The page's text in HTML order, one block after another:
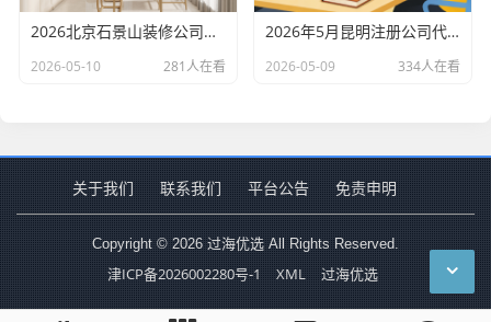
2026北京石景山装修公司口碑排行：老房改造二手房翻新优选评测
2026-05-10 281人在看
2026年5月昆明注册公司代办机构口碑排行，十大财税代理记账机构优选指南
2026-05-09 334人在看
关于我们 联系我们 平台公告 免责申明
Copyright © 2026 过海优选 All Rights Reserved.
津ICP备2026002280号-1 XML 过海优选